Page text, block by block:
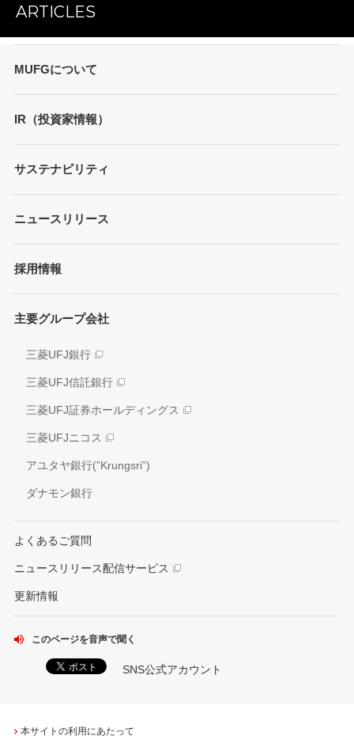
ARTICLES
MUFGについて
トップメッセージ
MUFGブランド
ガバナンス
事業内容
IR（投資家情報）
財務情報
債券・格付情報
個人投資家の皆さまへ
各種レポート
アナリスト情報
電子公告
情報開示方針
IRお問い合わせ窓口
サステナビリティ
各種レポート/データ/インデックス
方針/ガイドライン
イニシアティブへの参画
環境
社会
ガバナンス
外部評価
社会貢献活動
ニュースリリース
採用情報
主要グループ会社
三菱UFJ銀行
三菱UFJ信託銀行
三菱UFJ証券ホールディングス
三菱UFJニコス
アユタヤ銀行(”Krungsri”)
ダナモン銀行
よくあるご質問
ニュースリリース配信サービス
更新情報
このページを音声で聞く
SNS公式アカウント
本サイトの利用にあたって